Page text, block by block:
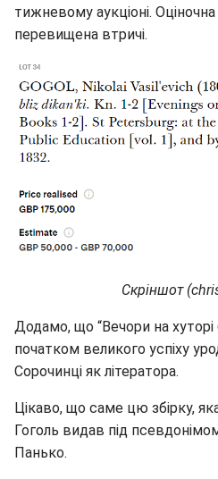
тижневому аукціоні.
перевищена втричі.
Скріншот
Додамо, що “Вечори на хуторі
початком великого успіху
Сорочинці як літератора.
Цікаво, що саме цю збірку,
Гоголь видав під
Панько.